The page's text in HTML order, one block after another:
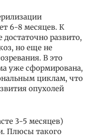
6-8 месяцев. К
развито,
но еще не
В это
уже сформирована,
циклам, что
опухолей
3-5 месяцев)
Плюсы такого